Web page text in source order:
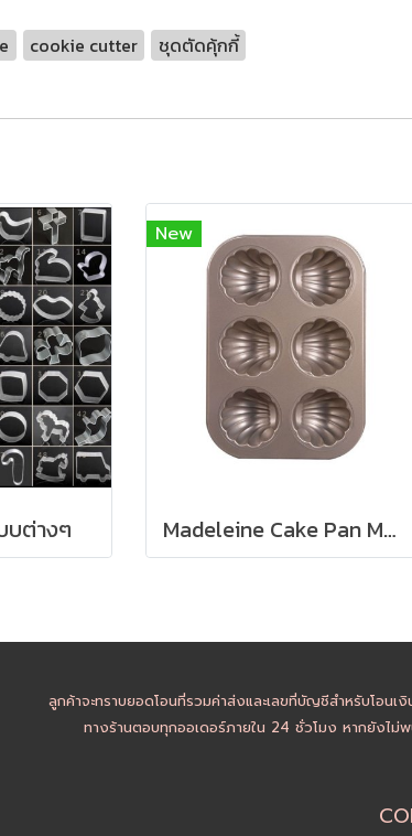
cookie cutter ชุดตัดคุ้กกี้
ต่างๆ
New
Madeleine Cake Pan Mold : SHELL
ลูกค้าจะทราบยอดโอนที่รวมค่าส่งและเลขที่บัญชีสำหรับโอน
ทางร้านตอบทุกออเดอร์ภายใน 24 ชั่วโมง หากยังไ